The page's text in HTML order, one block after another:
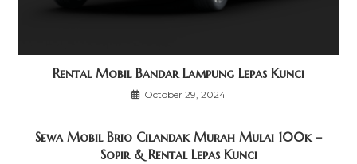
Rental Mobil Bandar Lampung Lepas Kunci
October 29, 2024
Sewa Mobil Brio Cilandak Murah Mulai 100k –
Sopir & Rental Lepas Kunci